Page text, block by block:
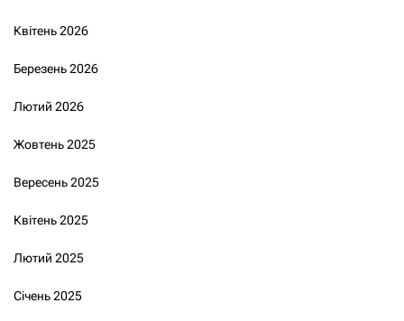
Квітень 2026
Березень 2026
Лютий 2026
Жовтень 2025
Вересень 2025
Квітень 2025
Лютий 2025
Січень 2025